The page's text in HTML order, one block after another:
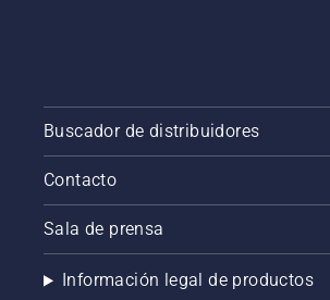
Buscador de distribuidores
Contacto
Sala de prensa
Información legal de productos